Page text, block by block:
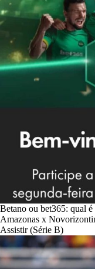
Betano ou bet365: qual é
Amazonas x
Assistir (Série B)